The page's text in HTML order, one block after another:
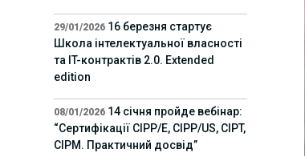
29/01/2026 16 березня стартує
Школа інтелектуальної власності
та IT-контрактів 2.0. Extended
edition
08/01/2026 14 січня пройде вебінар:
“Сертифікації СІРР/Е, CIPP/US, CIPT,
CIPM. Практичний досвід”